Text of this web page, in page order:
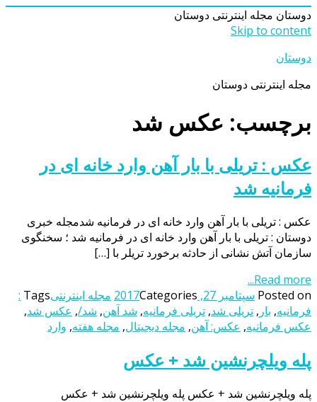
دوستان مجله اینترنتی دوستان
Skip to content
دوستان
مجله اینترنتی دوستان
برچسب: عکس شد
عکس : تریلی با بار آهن وارد خانه ای در
فرمانیه شد
عکس : تریلی با بار آهن وارد خانه ای در فرمانیه شدمجله خبری
دوستان : تریلی با بار آهن وارد خانه ای در فرمانیه شد ؛ سخنگوی
سازمان آتش نشانی از حادثه برخورد تریلر با […]
Read more...
Posted on سپتامبر 27, 2017 Categories مجله اینترنتیTags
:
فرمانیه, بار , تریلی شد, تریلی فرمانیه, شد آهن, شد/, عکس شد,
عکس فرمانیه, عکس: آهن, مجله دیجیتال, مجله هفته, وارد
پله ویلچرنشین شد + عکس
پله ویلچرنشین شد + عکس پله ویلچرنشین شد + عکس